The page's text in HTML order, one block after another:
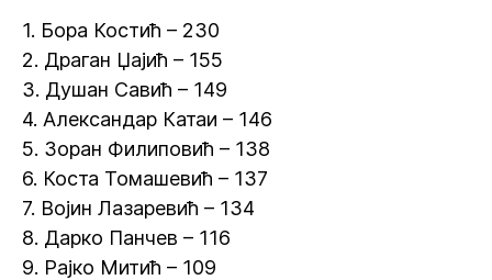
1. Бора Костић – 230
2. Драган Џајић – 155
3. Душан Савић – 149
4. Александар Катаи – 146
5. Зоран Филиповић – 138
6. Коста Томашевић – 137
7. Војин Лазаревић – 134
8. Дарко Панчев – 116
9. Рајко Митић – 109